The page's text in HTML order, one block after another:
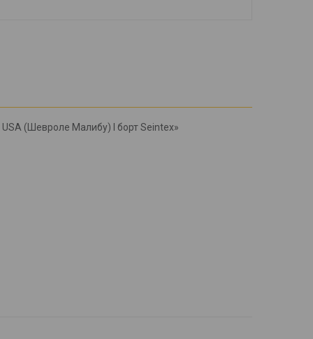
(Шевроле Малибу) l борт Seintex»